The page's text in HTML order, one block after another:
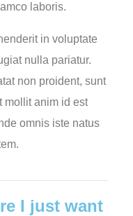
laboris.
in voluptate
nulla pariatur.
non proident, sunt
mollit anim id est
omnis iste natus
I just want